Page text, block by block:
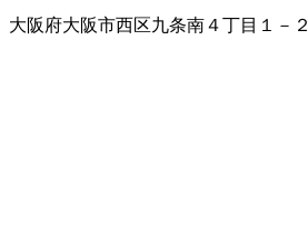
大阪府大阪市西区九条南４丁目１－２